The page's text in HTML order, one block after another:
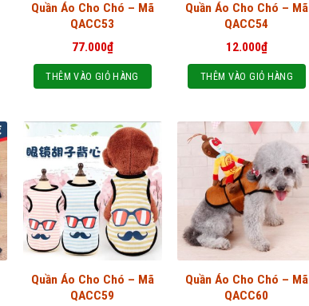
Quần Áo Cho Chó – Mã
QACC53
77.000₫
THÊM VÀO GIỎ HÀNG
Quần Áo Cho Chó – Mã
QACC54
12.000₫
THÊM VÀO GIỎ HÀNG
Quần Áo Cho Chó – Mã
QACC59
Quần Áo Cho Chó – Mã
QACC60